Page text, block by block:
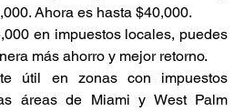
Ahora es hasta $40,000.
en impuestos locales, puedes
más ahorro y mejor retorno.
útil en zonas con impuestos
áreas de Miami y West Palm